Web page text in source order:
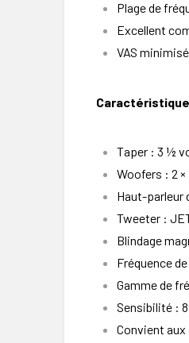
Plage de
Excellent
VAS
Taper : 3 ½
Woofers : 2 ×
Haut-parleur
Tweeter :
Blindage
Fréquence
Gamme de
Sensibilité :
Convient